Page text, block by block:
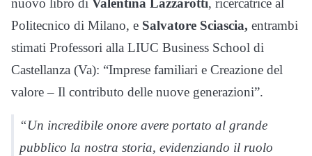
nuovo libro di Valentina Lazzarotti, ricercatrice al
Politecnico di Milano, e Salvatore Sciascia, entrambi
stimati Professori alla LIUC Business School di
Castellanza (Va): “Imprese familiari e Creazione del
valore – Il contributo delle nuove generazioni”.
“Un incredibile onore avere portato al grande
pubblico la nostra storia, evidenziando il ruolo